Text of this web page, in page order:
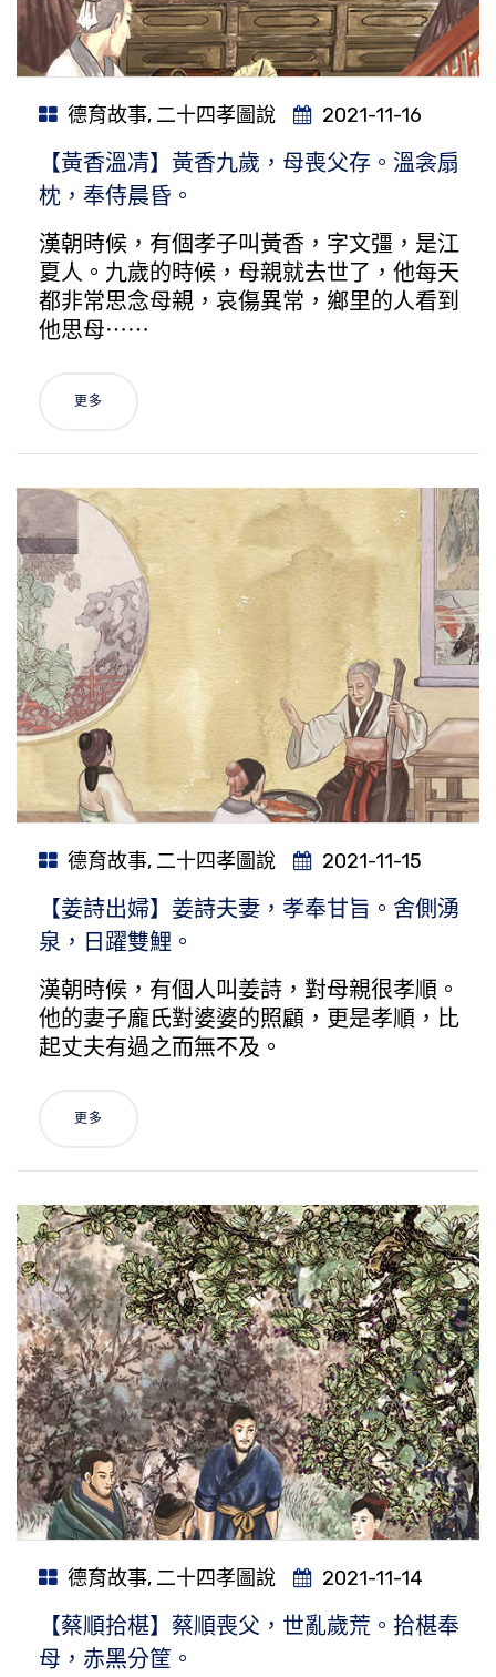
德育故事, 二十四孝圖說 2021-11-16
【黃香溫凊】黃香九歲，母喪父存。溫衾扇
枕，奉侍晨昏。
漢朝時候，有個孝子叫黃香，字文彊，是江
夏人。九歲的時候，母親就去世了，他每天
都非常思念母親，哀傷異常，鄉里的人看到
他思母⋯⋯
更多
德育故事, 二十四孝圖說 2021-11-15
【姜詩出婦】姜詩夫妻，孝奉甘旨。舍側湧
泉，日躍雙鯉。
漢朝時候，有個人叫姜詩，對母親很孝順。
他的妻子龐氏對婆婆的照顧，更是孝順，比
起丈夫有過之而無不及。
更多
德育故事, 二十四孝圖說 2021-11-14
【蔡順拾椹】蔡順喪父，世亂歲荒。拾椹奉
母，赤黑分筐。